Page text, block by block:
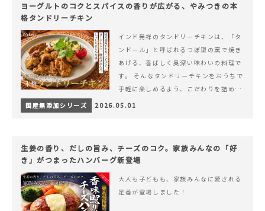
ヨーグルトのコクとスパイスの香りが広がる、やみつきの本
格タンドリーチキン
インド発祥のタンドリーチキンは、「タ
ンドール」と呼ばれるつぼ型の窯で焼き
あげる、香ばしく奥深い味わいの料理で
す。 そんなタンドリーチキンをおうちで
手軽に楽しめるよう、こだわりを詰め込
んで仕上げました。 様々なシーンでお召
国産無添加シリーズ 2026.05.01
生姜の香り、だしの旨み、チーズのコク。家族みんなの「好
き」がつまったハンバーグ新登場
大人も子どもも、家族みんなに愛される
定番が登場しました！